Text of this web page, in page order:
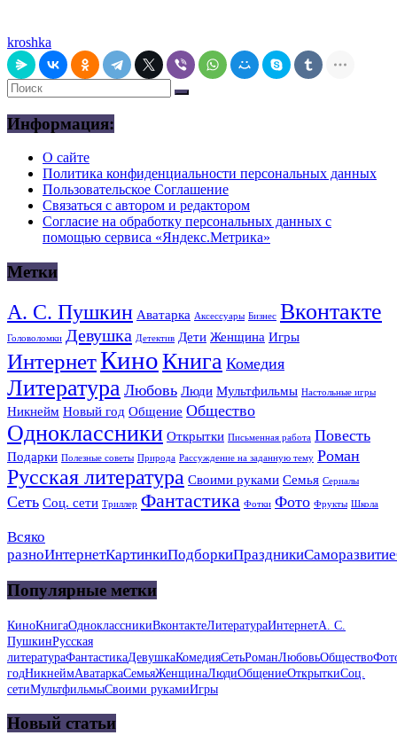
kroshka
Информация:
О сайте
Политика конфиденциальности персональных данных
Пользовательское Соглашение
Связаться с автором и редактором
Согласие на обработку персональных данных с
помощью сервиса «Яндекс.Метрика»
Метки
А. С. Пушкин Аватарка Аксессуары Бизнес Вконтакте
Головоломки Девушка Детектив Дети Женщина Игры
ИнтернетКиноКнига Комедия
Литература Любовь Люди Мультфильмы Настольные игры
Никнейм Новый год Общение Общество
Одноклассники Открытки Письменная работа Повесть
Подарки Полезные советы Природа Рассуждение на заданную тему Роман
Русская литература Своими руками Семья Сериалы
Сеть Соц. сети Триллер Фантастика Фотки Фото Фрукты Школа
Всяко
разноИнтернетКартинкиПодборкиПраздникиСаморазвитие
Популярные метки
КиноКнигаОдноклассникиВконтактеЛитератураИнтернетА. С.
ПушкинРусская
литератураФантастикаДевушкаКомедияСетьРоманЛюбовьОбщество
годНикнеймАватаркаСемьяЖенщинаЛюдиОбщениеОткрыткиСоц.
сетиМультфильмыСвоими рукамиИгры
Новый статьи